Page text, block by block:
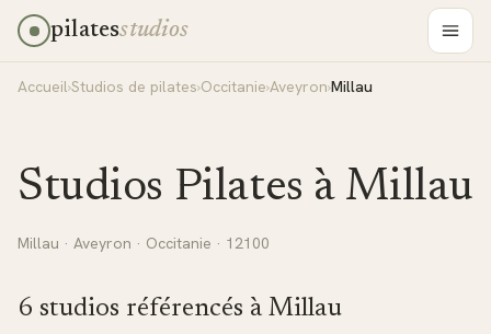
pilatesstudios
Accueil›Studios de pilates›Occitanie›Aveyron›Millau
Studios Pilates à Millau
Millau · Aveyron · Occitanie · 12100
6 studios référencés à Millau